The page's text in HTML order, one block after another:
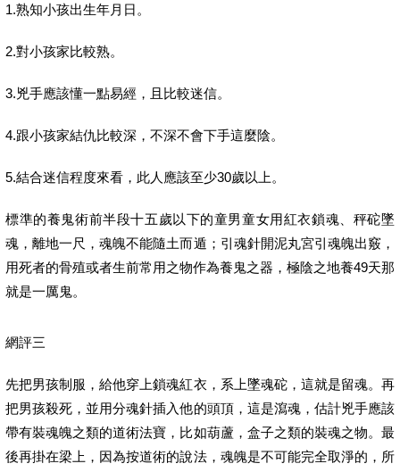
1.熟知小孩出生年月日。
2.對小孩家比較熟。
3.兇手應該懂一點易經，且比較迷信。
4.跟小孩家結仇比較深，不深不會下手這麼陰。
5.結合迷信程度來看，此人應該至少30歲以上。
標準的養鬼術前半段十五歲以下的童男童女用紅衣鎖魂、秤砣墜
魂，離地一尺，魂魄不能隨土而遁；引魂針開泥丸宮引魂魄出竅，
用死者的骨殖或者生前常用之物作為養鬼之器，極陰之地養49天那
就是一厲鬼。
網評三
先把男孩制服，給他穿上鎖魂紅衣，系上墜魂砣，這就是留魂。再
把男孩殺死，並用分魂針插入他的頭頂，這是瀉魂，估計兇手應該
帶有裝魂魄之類的道術法寶，比如葫蘆，盒子之類的裝魂之物。最
後再掛在梁上，因為按道術的說法，魂魄是不可能完全取淨的，所